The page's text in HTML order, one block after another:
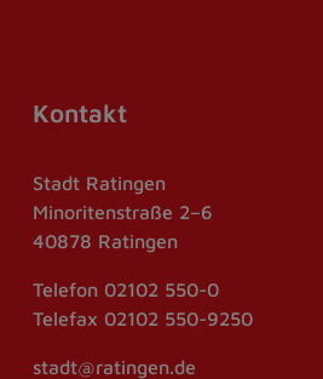
Kontakt
Stadt Ratingen
Minoritenstraße 2–6
40878 Ratingen
Telefon 02102 550-0
Telefax 02102 550-9250
stadt@ratingen.de